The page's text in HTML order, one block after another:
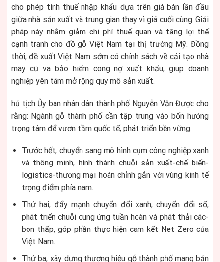
cho phép tính thuế nhập khẩu dựa trên giá bán lần đầu
giữa nhà sản xuất và trung gian thay vì giá cuối cùng. Giải
pháp này nhằm giảm chi phí thuế quan và tăng lợi thế
cạnh tranh cho đồ gỗ Việt Nam tại thị trường Mỹ. Đồng
thời, đề xuất Việt Nam sớm có chính sách về cải tạo nhà
máy cũ và bảo hiểm công nợ xuất khẩu, giúp doanh
nghiệp yên tâm mở rộng quy mô sản xuất.​
hủ tịch Ủy ban nhân dân thành phố Nguyễn Văn Được cho
rằng: Ngành gỗ thành phố cần tập trung vào bốn hướng
trọng tâm để vươn tầm quốc tế, phát triển bền vững.
Trước hết, chuyển sang mô hình cụm công nghiệp xanh
và thông minh, hình thành chuỗi sản xuất-chế biến-
logistics-thương mại hoàn chỉnh gắn với vùng kinh tế
trọng điểm phía nam.
Thứ hai, đẩy mạnh chuyển đổi xanh, chuyển đổi số,
phát triển chuỗi cung ứng tuần hoàn và phát thải các-
bon thấp, góp phần thực hiện cam kết Net Zero của
Việt Nam.
Thứ ba, xây dựng thương hiệu gỗ thành phố mang bản